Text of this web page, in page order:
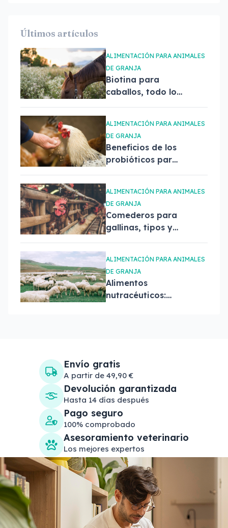
Últimos artículos
ALIMENTACIÓN PARA ANIMALES
DE GRANJA
Biotina para
caballos, todo lo
ALIMENTACIÓN PARA ANIMALES
DE GRANJA
Beneficios de los
probióticos para
ALIMENTACIÓN PARA ANIMALES
DE GRANJA
Comederos para
gallinas, tipos y
ALIMENTACIÓN PARA ANIMALES
DE GRANJA
Alimentos
nutracéuticos:
Envío gratis
A partir de 49,90 €
Devolución garantizada
Hasta 14 días después
Pago seguro
100% comprobado
Asesoramiento veterinario
Los mejores expertos